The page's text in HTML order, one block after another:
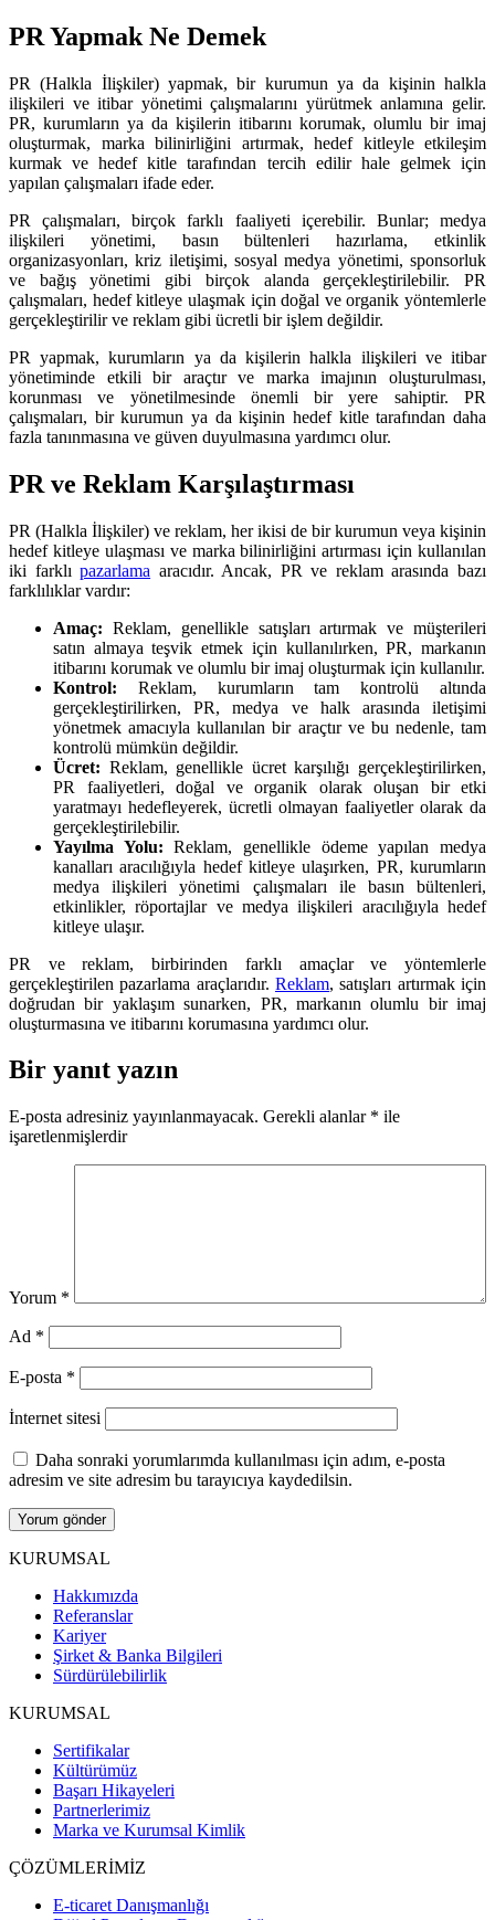
PR Yapmak Ne Demek
PR (Halkla İlişkiler) yapmak, bir kurumun ya da kişinin halkla
ilişkileri ve itibar yönetimi çalışmalarını yürütmek anlamına gelir.
PR, kurumların ya da kişilerin itibarını korumak, olumlu bir imaj
oluşturmak, marka bilinirliğini artırmak, hedef kitleyle etkileşim
kurmak ve hedef kitle tarafından tercih edilir hale gelmek için
yapılan çalışmaları ifade eder.
PR çalışmaları, birçok farklı faaliyeti içerebilir. Bunlar; medya
ilişkileri yönetimi, basın bültenleri hazırlama, etkinlik
organizasyonları, kriz iletişimi, sosyal medya yönetimi, sponsorluk
ve bağış yönetimi gibi birçok alanda gerçekleştirilebilir. PR
çalışmaları, hedef kitleye ulaşmak için doğal ve organik yöntemlerle
gerçekleştirilir ve reklam gibi ücretli bir işlem değildir.
PR yapmak, kurumların ya da kişilerin halkla ilişkileri ve itibar
yönetiminde etkili bir araçtır ve marka imajının oluşturulması,
korunması ve yönetilmesinde önemli bir yere sahiptir. PR
çalışmaları, bir kurumun ya da kişinin hedef kitle tarafından daha
fazla tanınmasına ve güven duyulmasına yardımcı olur.
PR ve Reklam Karşılaştırması
PR (Halkla İlişkiler) ve reklam, her ikisi de bir kurumun veya kişinin
hedef kitleye ulaşması ve marka bilinirliğini artırması için kullanılan
iki farklıpazarlama aracıdır. Ancak, PR ve reklam arasında bazı
farklılıklar vardır:
Amaç: Reklam, genellikle satışları artırmak ve müşterileri
satın almaya teşvik etmek için kullanılırken, PR, markanın
itibarını korumak ve olumlu bir imaj oluşturmak için kullanılır.
Kontrol: Reklam, kurumların tam kontrolü altında
gerçekleştirilirken, PR, medya ve halk arasında iletişimi
yönetmek amacıyla kullanılan bir araçtır ve bu nedenle, tam
kontrolü mümkün değildir.
Ücret: Reklam, genellikle ücret karşılığı gerçekleştirilirken,
PR faaliyetleri, doğal ve organik olarak oluşan bir etki
yaratmayı hedefleyerek, ücretli olmayan faaliyetler olarak da
gerçekleştirilebilir.
Yayılma Yolu: Reklam, genellikle ödeme yapılan medya
kanalları aracılığıyla hedef kitleye ulaşırken, PR, kurumların
medya ilişkileri yönetimi çalışmaları ile basın bültenleri,
etkinlikler, röportajlar ve medya ilişkileri aracılığıyla hedef
kitleye ulaşır.
PR ve reklam, birbirinden farklı amaçlar ve yöntemlerle
gerçekleştirilen pazarlama araçlarıdır. Reklam, satışları artırmak için
doğrudan bir yaklaşım sunarken, PR, markanın olumlu bir imaj
oluşturmasına ve itibarını korumasına yardımcı olur.
Bir yanıt yazın
E-posta adresiniz yayınlanmayacak. Gerekli alanlar * ile
işaretlenmişlerdir
Yorum *
Ad *
E-posta *
İnternet sitesi
Daha sonraki yorumlarımda kullanılması için adım, e-posta
adresim ve site adresim bu tarayıcıya kaydedilsin.
KURUMSAL
Hakkımızda
Referanslar
Kariyer
Şirket & Banka Bilgileri
Sürdürülebilirlik
KURUMSAL
Sertifikalar
Kültürümüz
Başarı Hikayeleri
Partnerlerimiz
Marka ve Kurumsal Kimlik
ÇÖZÜMLERİMİZ
E-ticaret Danışmanlığı